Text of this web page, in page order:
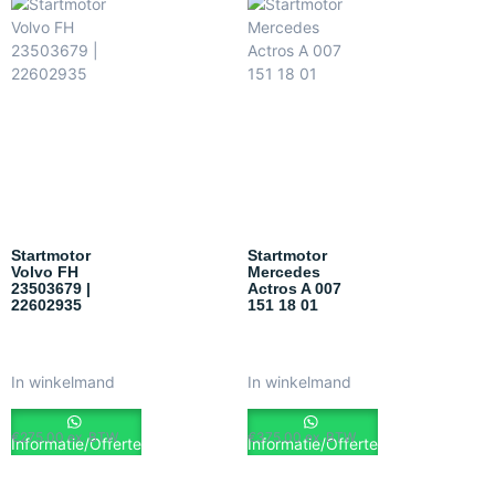
Startmotor
Volvo FH
23503679 |
22602935
€275.00 ex. BTW
In winkelmand
Informatie/Offerte
Startmotor
Mercedes
Actros A 007
151 18 01
€375.00 ex. BTW
In winkelmand
Informatie/Offerte